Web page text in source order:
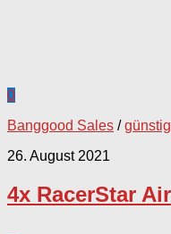
0
Banggood Sales /
26. August 2021
4x RacerStar